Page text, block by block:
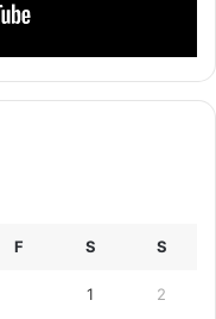
F S S
1 2